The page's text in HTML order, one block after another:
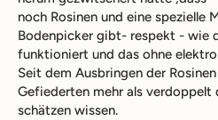
noch Rosinen und eine spezielle
Bodenpicker gibt- respekt - wie
funktioniert und das ohne
Seit dem Ausbringen der
Gefiederten mehr als verdoppelt
schätzen wissen.